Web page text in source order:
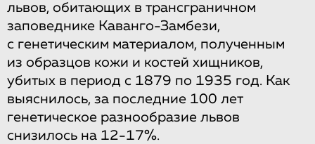
львов, обитающих в трансграничном
заповеднике Каванго-Замбези,
с генетическим материалом, полученным
из образцов кожи и костей хищников,
убитых в период с 1879 по 1935 год. Как
выяснилось, за последние 100 лет
генетическое разнообразие львов
снизилось на 12-17%.